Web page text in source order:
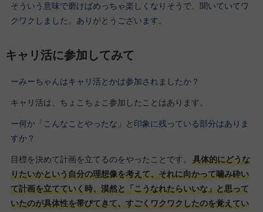
そういう意味で磨けばめっちゃ楽しくなりそうで、聞いていてワ
クワクしました。ありがとうございます。
キャリ活に参加してみて
ーみーちゃんはキャリ活とかは参加されましたか？
キャリ活は、ちょこちょこ参加したことはあります。
ー何か「こんなことやったな」と印象に残っている部分はありま
すか？
目標を決めて計画を立てるのをやったことです。
具体的にどうな
りたいかという自分の理想像を考えて、それに向かって噛み砕い
て計画を立てていく時、漠然と「こうなれたらいいな」と思って
いたのが具体性を帯びてきて、すごくワクワクしたのを覚えてい